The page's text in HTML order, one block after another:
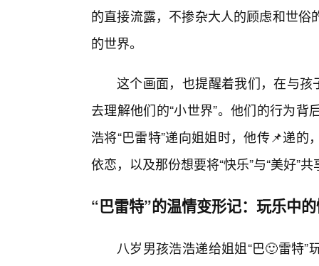
的直接流露，不掺杂大人的顾虑和世
的世界。
这个画面，也提醒着我们，在与孩
去理解他们的“小世界”。他们的行为
浩将“巴雷特”递向姐姐时，他传📌递
依恋，以及那份想要将“快乐”与“美好”
“巴雷特”的温情变形记：玩乐中
八岁男孩浩浩递给姐姐“巴🙂雷特